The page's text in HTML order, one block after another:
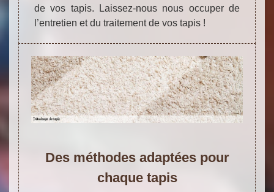
de vos tapis. Laissez-nous nous occuper de
l’entretien et du traitement de vos tapis !
Des méthodes adaptées pour
chaque tapis